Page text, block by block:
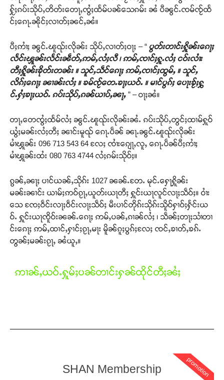
Support SHAN
တႃႇႁႂ်ႈသဵင်ၵၢင်ၸႂ်ၵူၼ်းမိူင်း ၵူႈတီႈၵူႈလႅၼ်ပေႃးတေၸွ
တ်ႇ တူဝ်ႈလုမ်ႈၾႃႉၼၼ်ႉ ၶဝ်ႈႁူမ်ႈၵမ်ႉထႅမ် ၸုမ်းၶၢ
ဝ်ႇၽူႈတွႆႇႁွၵ်ႈ လႆႈယူႇၶႃႈဢေႃႈ။
Donate Now
ႁႂ်ႈၵပ်းသိုပ်ႇတိတ်းတေႃႇၸွႆႈထႅမ်ပၼ်သေၵမ်း ၼႆ ပီၼွင်ႉၸမ်ၸႂ်ထႅ
င်ႈၵေႃႉၼိုင်ႈလၢတ်ႈၼင်ႇၼႆ။
ပီႈဢၢႆႈ ၼွင်ႉၽူၺ်းလိုၼ်း သိုပ်ႇလၢတ်ႈဝႃႈ – “ ပွတ်းတၢင်းႁိူၼ်းၵေႃႈ
လႅင်းၾူၼ်းလႅင်းၼဵတ်ႇဢမ်ႇလႆႈလီ ၊ ဢမ်ႇၸၢင်ႈႁူႉလႆႈ ငဝ်းလၢႆး
တီႈႁိူၼ်းၶိုတ်းတၼ်း ။ သူင်ႇသဵင်ၵေႃႈ ဢမ်ႇၸၢင်ႈထွမ်ႇ ။ သူင်ႇ
လိၵ်ႈၵေႃႈ ၼၢၼ်းလႆႈ ။ ၶမ်ၸႂ်တေႉၶႃႈယဝ်ႉ ။ မၢင်ပွၵ်ႈ ပေႃးၶႂ်ႈႁွ
င်ႉႁႆႈၶႃႈယဝ်ႉ ၵပ်းသိုပ်ႇၵၼ်ယၢပ်ႇၼႃႇ ” – ဝႃႈၼႆ။
တႃႇတေၸွႆႈထႅမ်လႆႈ ၼွင်ႉၽူၺ်းလိုၼ်းၼႆႉ ၵပ်းသိုပ်ႇတွင်ႈထၢမ်ႁူဝ်
ယွႆႈမၼ်းလႆႈတီႈ ၼၢင်းမူၺ် ၵေႃႉပဵၼ် ၼႃႉၼွင်ႉၽူၺ်းလိုၼ်း
မၢႆၾူၼ်း 096 713 543 64 လႄႈ ၸၢႆးၵျေႃႇလူႇ ၵေႃႉပဵၼ်ပီႈဢၢႆႈ
မၢႆၾူၼ်းထႆး 080 763 4744 လႆႈၵမ်းသိုဝ်ႈ။
ၵွၼ်ႇၼႃႈ ပၢင်ယၼ်ႇသိုၵ်း 1027 ၼၼ်ႉတႄႉ မုင်ႉႁေႃႁိူၼ်း
မၼ်းၼၢင်း ယၢမ်ႈဢဝ်ၵႂႃႇယူတ်းယႃတီႈ ႁူင်းယႃလူင်လႃႈသဵဝ်ႈ။ ဝၢႆး
သေ ၸႄႈဝဵင်းလႃႈဝဵင်းလႃႈသဵဝ်ႈ မီးပၢင်တိုၵ်းသိုၵ်းသိူဝ်ႁၢဝ်ႈႁႅင်းယ
ဝ်ႉ ႁူင်းယႃၸိူဝ်းၼၼ်ႉၵေႃႈ ဢမ်ႇပၼ်ႇၵၢၼ်လႆႈ ၊ သဵၼ်ႈတႃႈသၢႆတၢ
င်းၵေႃႈ ဢမ်ႇထၢင်ႇႁၢင်ႈၵႂႃႇမႃး မိူၼ်ၵူႈပွၵ်ႈလႄႈ ၸင်ႇၶၢတ်ႇၶၵ်ႉ
တွၼ်ႈမၼ်းၵႂႃႇ ၼႆယူႇ။
ဢၢၼ်ႇယဝ်ႉႁူမ်ႈပၼ်တၢင်းႁၼ်ထိုင်တီႈၼႆႈ
promotion
SHAN Membership